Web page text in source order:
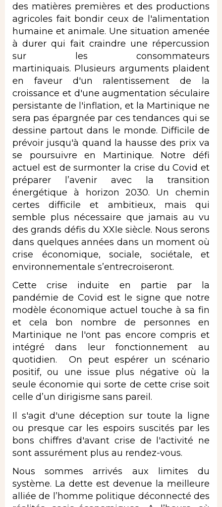
des matières premières et des productions
agricoles fait bondir ceux de l'alimentation
humaine et animale. Une situation amenée
à durer qui fait craindre une répercussion
sur les consommateurs
martiniquais. Plusieurs arguments plaident
en faveur d'un ralentissement de la
croissance et d'une augmentation séculaire
persistante de l'inflation, et la Martinique ne
sera pas épargnée par ces tendances qui se
dessine partout dans le monde. Difficile de
prévoir jusqu'à quand la hausse des prix va
se poursuivre en Martinique. Notre défi
actuel est de surmonter la crise du Covid et
préparer l’avenir avec la transition
énergétique à horizon 2030. Un chemin
certes difficile et ambitieux, mais qui
semble plus nécessaire que jamais au vu
des grands défis du XXIe siècle. Nous serons
dans quelques années dans un moment où
crise économique, sociale, sociétale, et
environnementale s’entrecroiseront.
Cette crise induite en partie par la
pandémie de Covid est le signe que notre
modèle économique actuel touche à sa fin
et cela bon nombre de personnes en
Martinique ne l'ont pas encore compris et
intégré dans leur fonctionnement au
quotidien. On peut espérer un scénario
positif, ou une issue plus négative où la
seule économie qui sorte de cette crise soit
celle d’un dirigisme sans pareil.
Il s'agit d'une déception sur toute la ligne
ou presque car les espoirs suscités par les
bons chiffres d'avant crise de l'activité ne
sont assurément plus au rendez-vous.
Nous sommes arrivés aux limites du
système. La dette est devenue la meilleure
alliée de l’homme politique déconnecté des